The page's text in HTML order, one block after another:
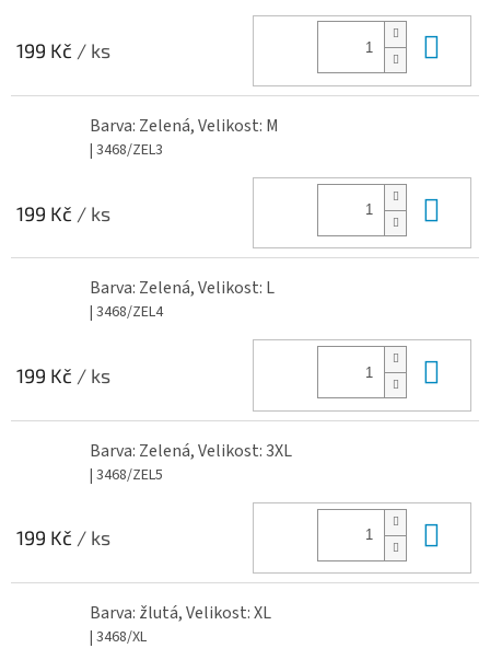
199 Kč / ks
Barva: Zelená, Velikost: M
| 3468/ZEL3
199 Kč / ks
Barva: Zelená, Velikost: L
| 3468/ZEL4
199 Kč / ks
Barva: Zelená, Velikost: 3XL
| 3468/ZEL5
199 Kč / ks
Barva: žlutá, Velikost: XL
| 3468/XL